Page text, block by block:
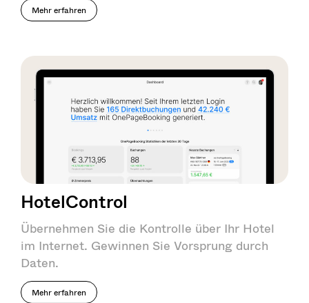
Mehr erfahren
HotelControl
Übernehmen Sie die Kontrolle über Ihr Hotel
im Internet. Gewinnen Sie Vorsprung durch
Daten.
Mehr erfahren